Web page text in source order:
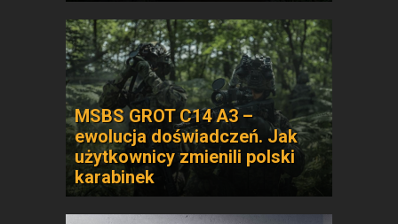
MSBS GROT C14 A3 –
ewolucja doświadczeń. Jak
użytkownicy zmienili polski
karabinek